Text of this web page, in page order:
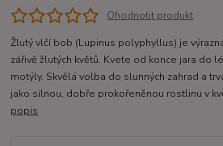
Ohodnotit produkt
Žlutý vlčí bob (Lupinus polyphyllus) je
zářivě žlutých květů. Kvete od konce jara do
motýly. Skvělá volba do slunných zahrad a
jako silnou, dobře prokořeněnou rostlinu v
popis